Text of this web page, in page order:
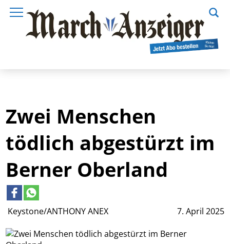
Keystone/ANTHONY ANEX 7. April 2025
Zwei Menschen
tödlich abgestürzt im
Berner Oberland